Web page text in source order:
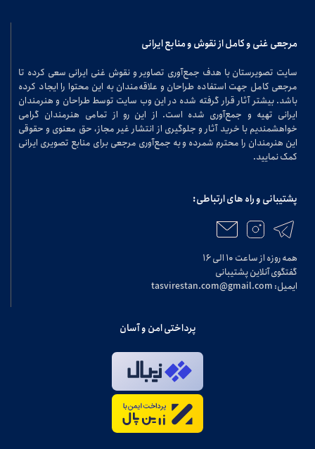
مرجعی غنی و کامل از نقوش و منابع ایرانی
سایت تصویرستان با هدف جمع‌آوری تصاویر و نقوش غنی ایرانی سعی کرده تا
مرجعی کامل جهت استفاده طراحان و علاقه‌مندان به این محتوا را ایجاد کرده
باشد. بیشتر آثار قرار گرفته شده در این وب سایت توسط طراحان و هنرمندان
ایرانی تهیه و جمع‌آوری شده است. از این رو از تمامی هنرمندان گرامی
خواهشمندیم با خرید آثار و جلوگیری از انتشار غیر مجاز، حق معنوی و حقوقی
این هنرمندان را محترم شمرده و به جمع‌آوری مرجعی برای منابع تصویری ایرانی
کمک نمایید.
پشتیبانی و راه های ارتباطی:
همه روزه از ساعت ۱۰ الی ۱۶
گفتگوی آنلاین پشتیبانی
ایمیل: tasvirestan.com@gmail.com
پرداختی امن و آسان